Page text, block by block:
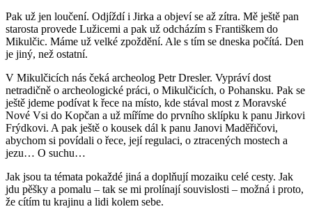
Pak už jen loučení. Odjíždí i Jirka a objeví se až zítra. Mě ještě pan
starosta provede Lužicemi a pak už odcházím s Františkem do
Mikulčic. Máme už velké zpoždění. Ale s tím se dneska počítá. Den
je jiný, než ostatní.
V Mikulčicích nás čeká archeolog Petr Dresler. Vypráví dost
netradičně o archeologické práci, o Mikulčicích, o Pohansku. Pak se
ještě jdeme podívat k řece na místo, kde stával most z Moravské
Nové Vsi do Kopčan a už míříme do prvního sklípku k panu Jirkovi
Frýdkovi. A pak ještě o kousek dál k panu Janovi Maděřičovi,
abychom si povídali o řece, její regulaci, o ztracených mostech a
jezu… O suchu…
Jak jsou ta témata pokaždé jiná a doplňují mozaiku celé cesty. Jak
jdu pěšky a pomalu – tak se mi prolínají souvislosti – možná i proto,
že cítím tu krajinu a lidi kolem sebe.